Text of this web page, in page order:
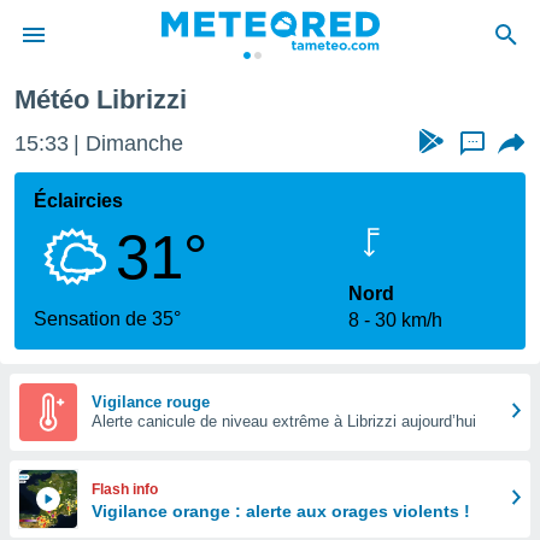
de
Météo Librizzi
15:33 Dimanche ...
Éclaircies
31°
Sensation de 35°
Nord
8
30 km/h
Vigilance rouge
Alerte canicule de niveau extrême à Librizzi aujourd’hui
Flash info
Vigilance orange : alerte aux orages violents !